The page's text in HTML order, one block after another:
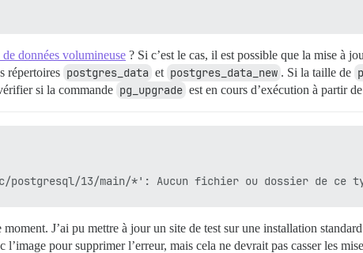
de données volumineuse ? Si c’est le cas, il est possible que la mise à
répertoires postgres_data et postgres_data_new . Si la taille de
si la commande pg_upgrade est en cours d’exécution à partir
moment. J’ai pu mettre à jour un site de test sur une installation
l’image pour supprimer l’erreur, mais cela ne devrait pas casser les